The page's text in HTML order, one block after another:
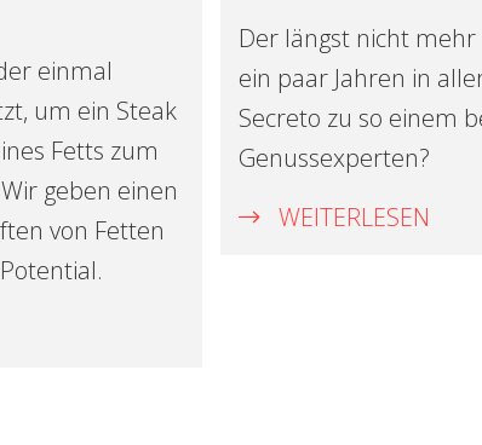
einmal
um ein Steak
Fetts zum
geben einen
von Fetten
Der längst nicht mehr
ein paar Jahren in
Secreto zu so einem
Genussexperten?
WEITERLESEN